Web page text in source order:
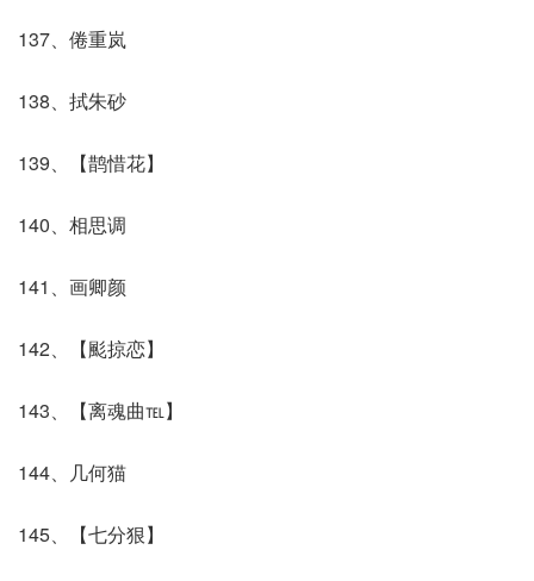
137、倦重岚
138、拭朱砂
139、【鹊惜花】
140、相思调
141、画卿颜
142、【颩掠恋】
143、【离魂曲℡】
144、几何猫
145、【七分狠】